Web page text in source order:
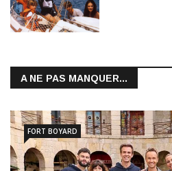
A NE PAS MANQUER...
FORT BOYARD